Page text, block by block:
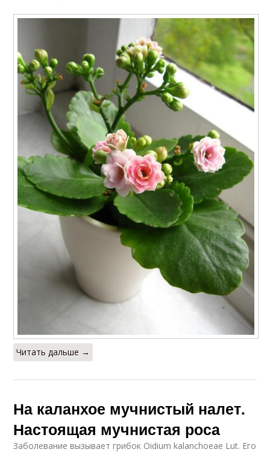
Читать дальше →
На каланхое мучнистый налет.
Настоящая мучнистая роса
Заболевание вызывает грибок Oidium kalanchoeae Lut. Его